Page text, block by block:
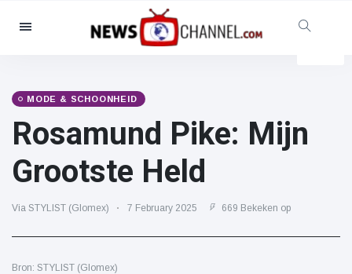
Categorieën
Maatschappelijk & Leuk
Bioscoop & TV
(81)
Beroemdheden
(13938)
Mode & Schoonheid
(122)
MODE & SCHOONHEID
Rosamund Pike: Mijn
Grootste Held
Via STYLIST (Glomex) 7 February 2025 669 Bekeken op
Bron: STYLIST (Glomex)